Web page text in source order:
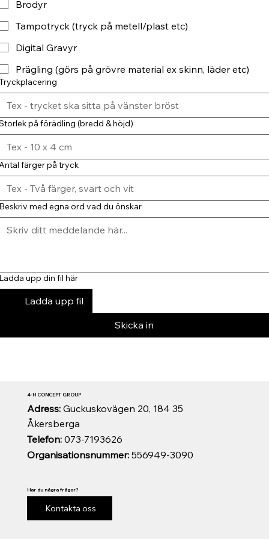
Brodyr
Tampotryck (tryck på metell/plast etc)
Digital Gravyr
Prägling (görs på grövre material ex skinn, läder etc)
på förädling (bredd & höjd)
färger på tryck
med egna ord vad du önskar
upp din fil här
Ladda upp fil
Skicka in
Organisationsnummer:556949-3090
Telefon:073-7193626
Adress: Guckuskovägen 20, 184 35
Åkersberga
4-H CONCEPT GROUP
Har du några frågor?
Kontakta oss